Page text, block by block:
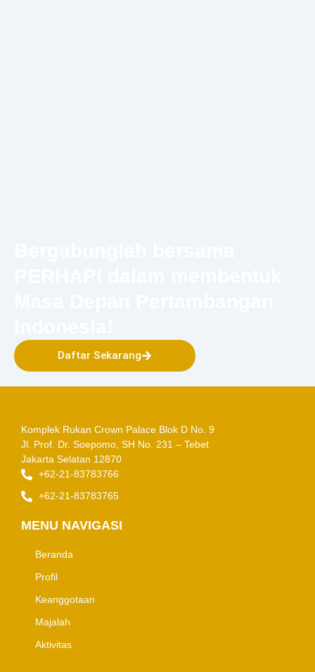
Daftar Sekarang
Komplek Rukan Crown Palace Blok D No. 9
Jl. Prof. Dr. Soepomo, SH No. 231 – Tebet
Jakarta Selatan 12870
+62-21-83783766
+62-21-83783765
MENU NAVIGASI
Beranda
Profil
Keanggotaan
Majalah
Aktivitas